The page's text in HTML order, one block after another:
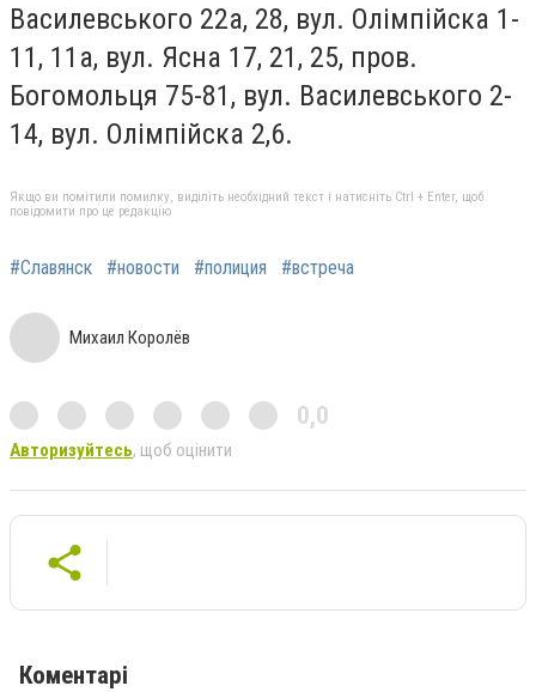
Василевського 22а, 28, вул. Олімпійска 1-
11, 11а, вул. Ясна 17, 21, 25, пров.
Богомольця 75-81, вул. Василевського 2-
14, вул. Олімпійска 2,6.
Якщо ви помітили помилку, виділіть необхідний текст і натисніть Ctrl + Enter, щоб
повідомити про це редакцію
#Славянск #новости #полиция #встреча
Михаил Королёв
0,0
Авторизуйтесь, щоб оцінити
Коментарі